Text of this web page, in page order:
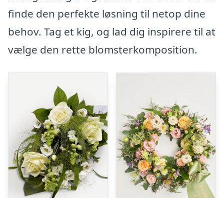
finde den perfekte løsning til netop dine
behov. Tag et kig, og lad dig inspirere til at
vælge den rette blomsterkomposition.